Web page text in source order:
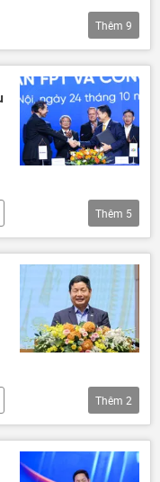
nghiệp
Vingroup
Thêm 9
Thêm 5
nghiệp
Thêm 2